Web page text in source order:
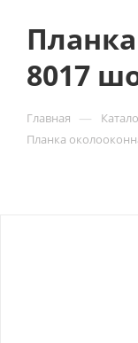
8017
Главная —
Планка